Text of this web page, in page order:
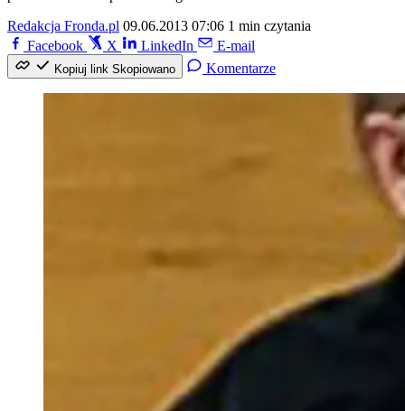
Redakcja Fronda.pl 09.06.2013 07:06 1 min czytania
Facebook
X LinkedIn E-mail
Kopiuj link Skopiowano Komentarze